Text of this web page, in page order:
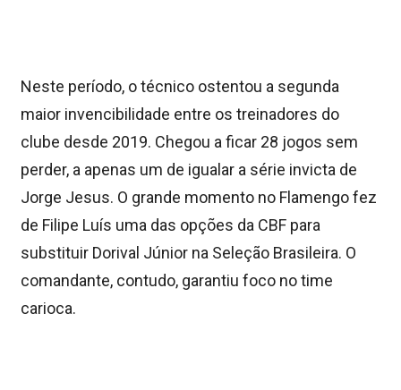
Neste período, o técnico ostentou a segunda
maior invencibilidade entre os treinadores do
clube desde 2019. Chegou a ficar 28 jogos sem
perder, a apenas um de igualar a série invicta de
Jorge Jesus. O grande momento no Flamengo fez
de Filipe Luís uma das opções da CBF para
substituir Dorival Júnior na Seleção Brasileira. O
comandante, contudo, garantiu foco no time
carioca.